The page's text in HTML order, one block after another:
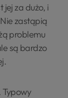
jej za dużo, i
zastąpią
problemu
są bardzo
Typowy